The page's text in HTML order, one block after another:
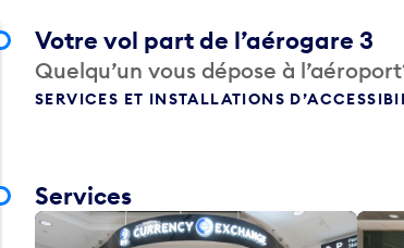
Votre vol part de l’aérogare 3
Quelqu’un vous dépose à
SERVICES ET INSTALLATIONS
Services